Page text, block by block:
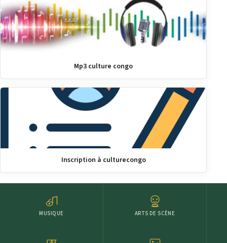
Mp3 culture congo
Inscription à culturecongo
MUSIQUE ARTS DE SCÈNE